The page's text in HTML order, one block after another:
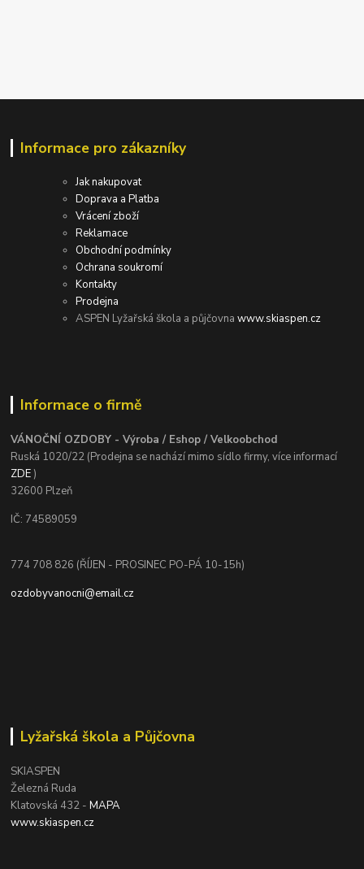
Informace pro zákazníky
Jak nakupovat
Doprava a Platba
Vrácení zboží
Reklamace
Obchodní podmínky
Ochrana soukromí
Kontakty
Prodejna
ASPEN Lyžařská škola a půjčovnawww.skiaspen.cz
Informace o firmě
VÁNOČNÍ OZDOBY - Výroba / Eshop / Velkoobchod
Ruská 1020/22 (Prodejna se nachází mimo sídlo firmy, více informací
ZDE)
32600 Plzeň
IČ: 74589059
774 708 826 (ŘÍJEN - PROSINEC PO-PÁ 10-15h)
ozdobyvanocni@email.cz
Lyžařská škola a Půjčovna
SKIASPEN
Železná Ruda
Klatovská 432 -MAPA
www.skiaspen.cz